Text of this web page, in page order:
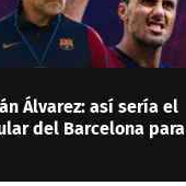
Álvarez: así sería el
del Barcelona para